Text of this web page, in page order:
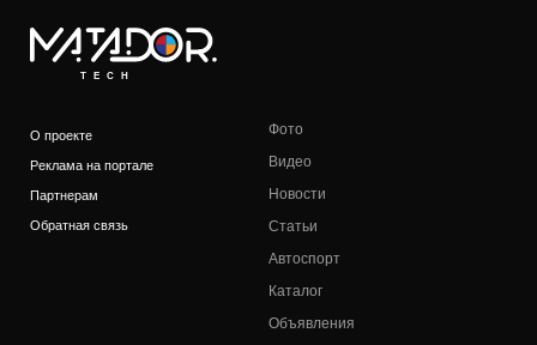
TECH
О проекте
Реклама на портале
Партнерам
Обратная связь
Фото
Видео
Новости
Статьи
Автоспорт
Каталог
Объявления